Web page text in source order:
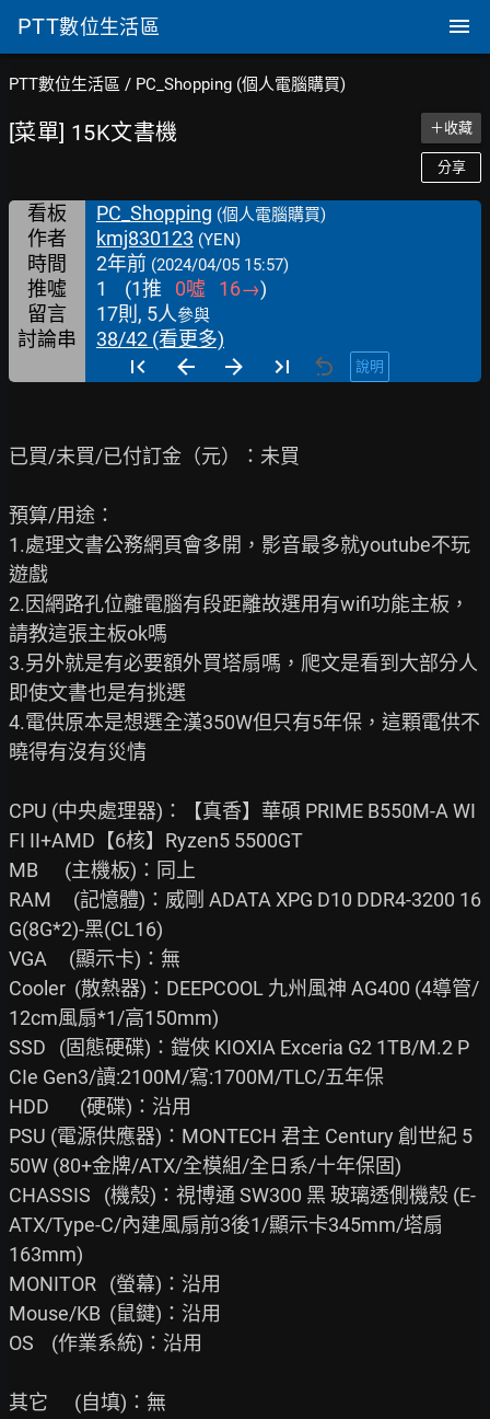
PTT數位生活區
PTT數位生活區 / PC_Shopping (個人電腦購買)
[菜單] 15K文書機 ＋收藏
分享
看板 PC_Shopping (個人電腦購買)
作者 kmj830123 (YEN)
時間 2年前 (2024/04/05 15:57)
推噓 1 (1推 0噓 16→)
留言
17則, 5人參與
討論串 38/42 (看更多)
說明
已買/未買/已付訂金（元）：未買
預算/用途：
1.處理文書公務網頁會多開，影音最多就youtube不玩
遊戲
2.因網路孔位離電腦有段距離故選用有wifi功能主板，
請教這張主板ok嗎
3.另外就是有必要額外買塔扇嗎，爬文是看到大部分人
即使文書也是有挑選
4.電供原本是想選全漢350W但只有5年保，這顆電供不
曉得有沒有災情
CPU (中央處理器)：【真香】華碩 PRIME B550M-A WI
FI II+AMD【6核】Ryzen5 5500GT
MB      (主機板)：同上
RAM     (記憶體)：威剛 ADATA XPG D10 DDR4-3200 16
G(8G*2)-黑(CL16)
VGA     (顯示卡)：無
Cooler  (散熱器)：DEEPCOOL 九州風神 AG400 (4導管/
12cm風扇*1/高150mm)
SSD   (固態硬碟)：鎧俠 KIOXIA Exceria G2 1TB/M.2 P
CIe Gen3/讀:2100M/寫:1700M/TLC/五年保
HDD       (硬碟)：沿用
PSU (電源供應器)：MONTECH 君主 Century 創世紀 5
50W (80+金牌/ATX/全模組/全日系/十年保固)
CHASSIS   (機殼)：視博通 SW300 黑 玻璃透側機殼 (E-
ATX/Type-C/內建風扇前3後1/顯示卡345mm/塔扇
163mm)
MONITOR   (螢幕)：沿用
Mouse/KB  (鼠鍵)：沿用
OS    (作業系統)：沿用
其它      (自填)：無